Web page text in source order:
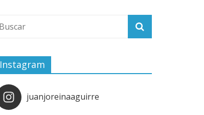
Instagram
juanjoreinaaguirre